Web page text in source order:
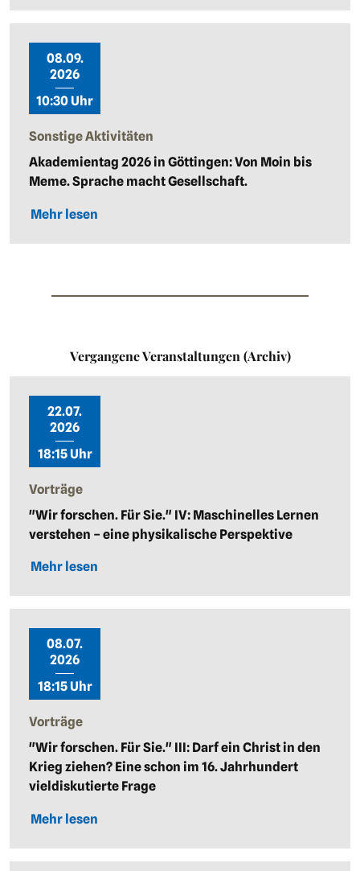
08.09.
2026
10:30 Uhr
Sonstige Aktivitäten
Akademientag 2026 in Göttingen: Von Moin bis
Meme. Sprache macht Gesellschaft.
Mehr lesen
Vergangene Veranstaltungen (Archiv)
22.07.
2026
18:15 Uhr
Vorträge
"Wir forschen. Für Sie." IV: Maschinelles Lernen
verstehen – eine physikalische Perspektive
Mehr lesen
08.07.
2026
18:15 Uhr
Vorträge
"Wir forschen. Für Sie." III: Darf ein Christ in den
Krieg ziehen? Eine schon im 16. Jahrhundert
vieldiskutierte Frage
Mehr lesen